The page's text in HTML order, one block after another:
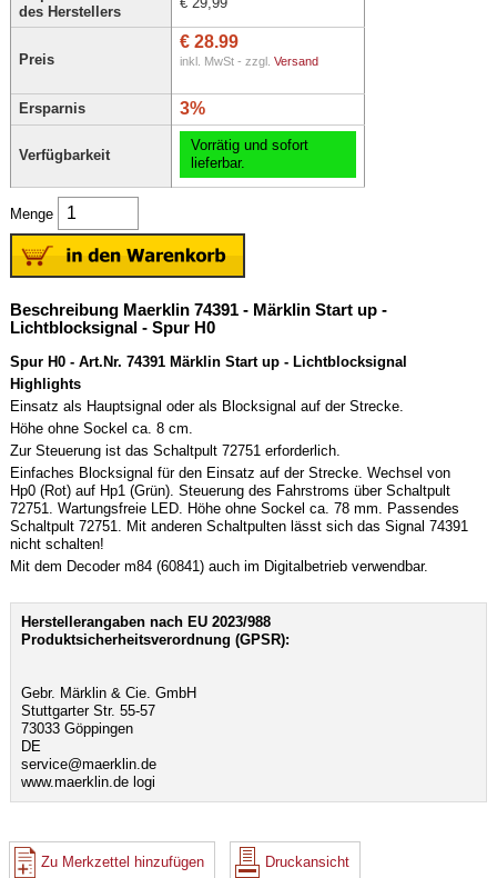
des Herstellers
Preis
€ 28.99
inkl. MwSt - zzgl. Versand
Ersparnis 3%
Verfügbarkeit
Vorrätig und sofort
lieferbar.
Menge
Beschreibung Maerklin 74391 - Märklin Start up -
Lichtblocksignal - Spur H0
Spur H0 - Art.Nr. 74391 Märklin Start up - Lichtblocksignal
Highlights
Einsatz als Hauptsignal oder als Blocksignal auf der Strecke.
Höhe ohne Sockel ca. 8 cm.
Zur Steuerung ist das Schaltpult 72751 erforderlich.
Einfaches Blocksignal für den Einsatz auf der Strecke. Wechsel von
Hp0 (Rot) auf Hp1 (Grün). Steuerung des Fahrstroms über Schaltpult
72751. Wartungsfreie LED. Höhe ohne Sockel ca. 78 mm. Passendes
Schaltpult 72751. Mit anderen Schaltpulten lässt sich das Signal 74391
nicht schalten!
Mit dem Decoder m84 (60841) auch im Digitalbetrieb verwendbar.
Herstellerangaben nach EU 2023/988
Produktsicherheitsverordnung (GPSR):
Gebr. Märklin & Cie. GmbH
Stuttgarter Str. 55-57
73033 Göppingen
DE
service@maerklin.de
www.maerklin.de logi
Zu Merkzettel hinzufügen Druckansicht